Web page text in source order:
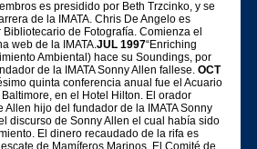
es presidido por Beth Trzcinko, y se
de la IMATA. Chris De Angelo es
de Fotografía. Comienza el
web de la IMATA.JUL 1997“Enriching
Ambiental) hace su Soundings, por
de la IMATA Sonny Allen fallese. OCT
quinta conferencia anual fue el Acuario
en el Hotel Hilton. El orador
Allen hijo del fundador de la IMATA Sonny
discurso de Sonny Allen el cual había sido
El dinero recaudado de la rifa es